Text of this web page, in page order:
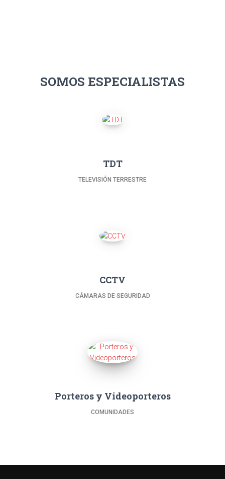
SOMOS ESPECIALISTAS
TDT
TELEVISIÓN TERRESTRE
CCTV
CÁMARAS DE SEGURIDAD
Porteros y Videoporteros
COMUNIDADES